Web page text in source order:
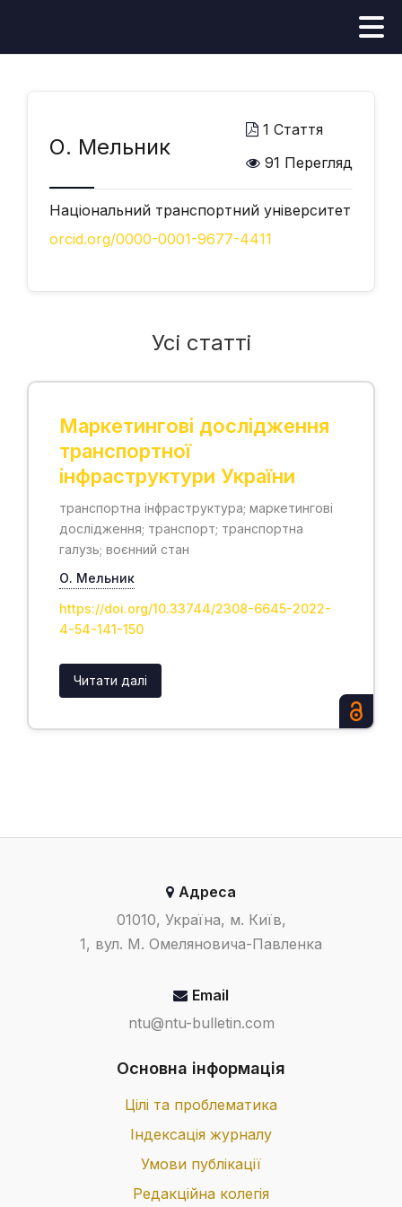
О. Мельник
1 Стаття
91 Перегляд
Національний транспортний університет
orcid.org/0000-0001-9677-4411
Усі статті
Маркетингові дослідження
транспортної
інфраструктури України
транспортна інфраструктура; маркетингові
дослідження; транспорт; транспортна
галузь; воєнний стан
О. Мельник
https://doi.org/10.33744/2308-6645-2022-
4-54-141-150
Читати далі
Адреса
01010, Україна, м. Київ,
1, вул. М. Омеляновича-Павленка
Email
ntu@ntu-bulletin.com
Основна інформація
Цілі та проблематика
Індексація журналу
Умови публікації
Редакційна колегія